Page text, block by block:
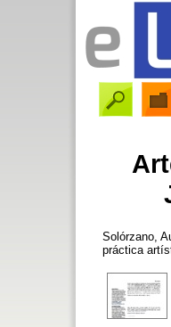
Solórzano,
práctica